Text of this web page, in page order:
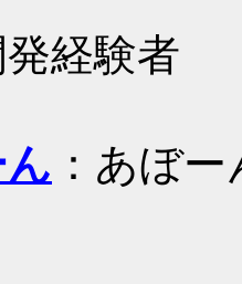
経験者
：あぼー